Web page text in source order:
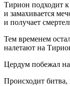
Тирион подходит
и замахивается
и получает
Тем временем
налетают на
Цердум побежал
Происходит битва,